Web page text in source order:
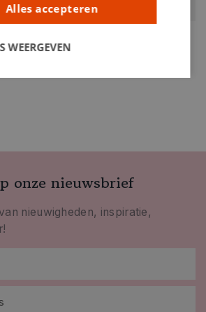
onze nieuwsbrief
nieuwigheden, inspiratie,
Alles accepteren
WEERGEVEN